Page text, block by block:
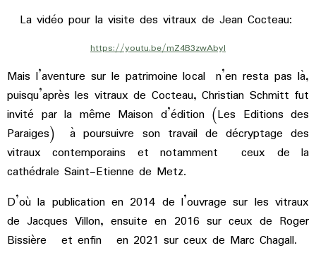
La vidéo pour la visite des vitraux de Jean Cocteau:
https://youtu.be/mZ4B3zwAbyI
Mais l’aventure sur le patrimoine local n’en resta pas là,
puisqu’après les vitraux de Cocteau, Christian Schmitt fut
invité par la même Maison d’édition (Les Editions des
Paraiges) à poursuivre son travail de décryptage des
vitraux contemporains et notamment ceux de la
cathédrale Saint-Etienne de Metz.
D’où la publication en 2014 de l’ouvrage sur les vitraux
de Jacques Villon, ensuite en 2016 sur ceux de Roger
Bissière et enfin en 2021 sur ceux de Marc Chagall.